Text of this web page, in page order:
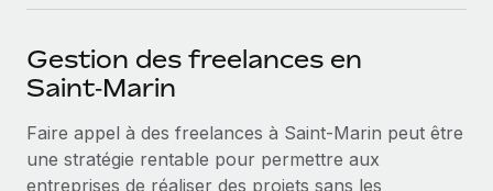
notre MCP
Intégrations
Rationalisez vos processus avec des outils essentiels
SERVICES
Partenaires stratégiques de la tech
Intégrez les RH à l’international de manière flexible
Devenir partenaire
Explorez avec nous vos opportunités de partenariat
Événements
Données sur les salaires et les talents
Gestion des freelances en
Saint‑Marin
Faire appel à des freelances à Saint‑Marin peut être
une stratégie rentable pour permettre aux
entreprises de réaliser des projets sans les